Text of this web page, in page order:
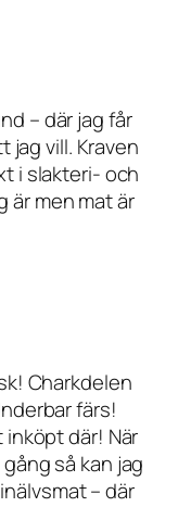
– där jag får
jag vill. Kraven
i slakteri- och
är men mat är
Charkdelen
färs!
där! När
så kan jag
– där